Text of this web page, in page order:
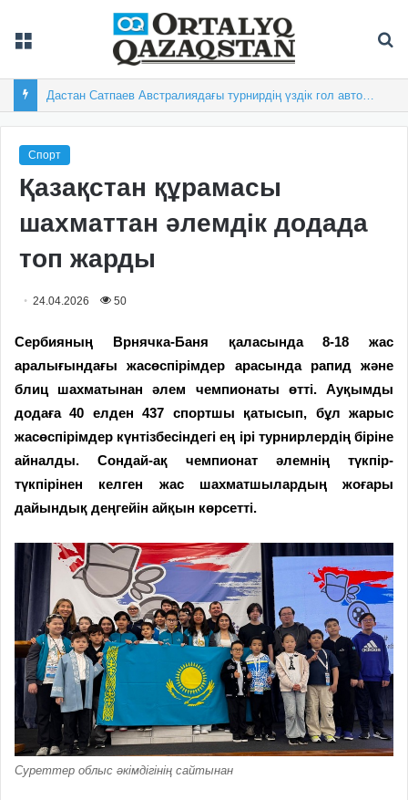
Спорт
Қазақстан құрамасы
шахматтан әлемдік додада
топ жарды
24.04.2026 50
Сербияның Врнячка-Баня қаласында 8-18 жас
аралығындағы жасөспірімдер арасында рапид және
блиц шахматынан әлем чемпионаты өтті. Ауқымды
додаға 40 елден 437 спортшы қатысып, бұл жарыс
жасөспірімдер күнтізбесіндегі ең ірі турнирлердің біріне
айналды. Сондай-ақ чемпионат әлемнің түкпір-
түкпірінен келген жас шахматшылардың жоғары
дайындық деңгейін айқын көрсетті.
Суреттер облыс әкімдігінің сайтынан